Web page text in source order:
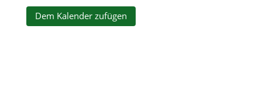
Dem Kalender zufügen